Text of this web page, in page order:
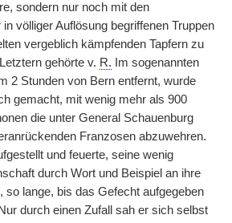
sondern nur noch mit den
völliger Auflösung begriffenen Truppen
vergeblich kämpfenden Tapfern zu
gehörte v. R. Im sogenannten
2 Stunden von Bern entfernt, wurde
gemacht, mit wenig mehr als 900
die unter General Schauenburg
Franzosen abzuwehren.
und feuerte, seine wenig
durch Wort und Beispiel an ihre
so lange, bis das Gefecht aufgegeben
durch einen Zufall sah er sich selbst